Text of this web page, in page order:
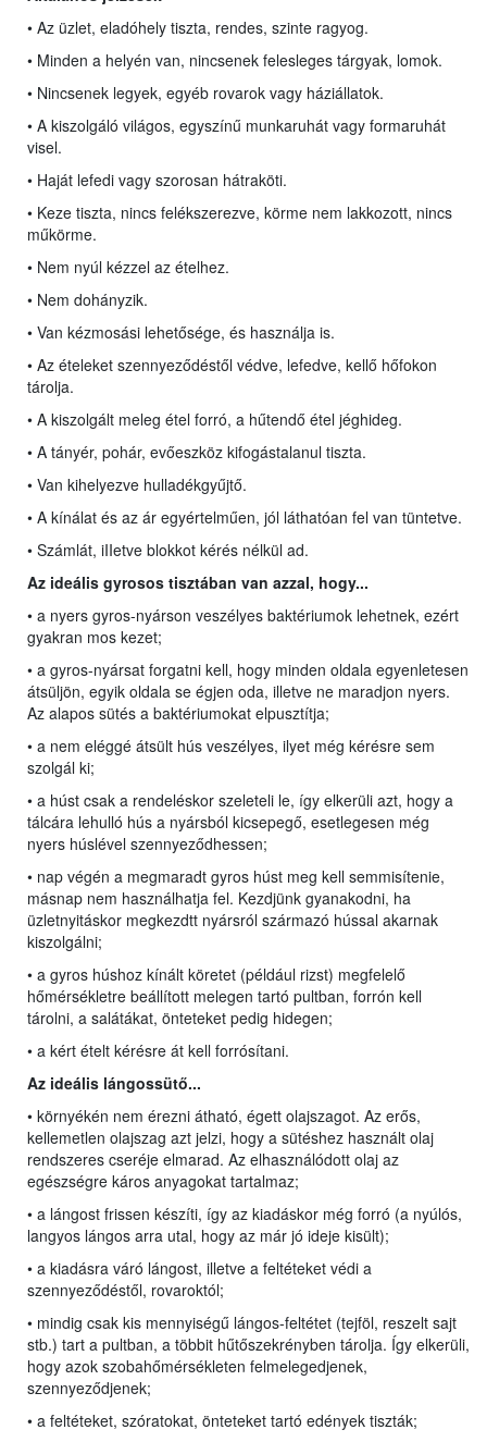
• Az üzlet, eladóhely tiszta, rendes, szinte ragyog.
• Minden a helyén van, nincsenek felesleges tárgyak, lomok.
• Nincsenek legyek, egyéb rovarok vagy háziállatok.
• A kiszolgáló világos, egyszínű munkaruhát vagy formaruhát
visel.
• Haját lefedi vagy szorosan hátraköti.
• Keze tiszta, nincs felékszerezve, körme nem lakkozott, nincs
műkörme.
• Nem nyúl kézzel az ételhez.
• Nem dohányzik.
• Van kézmosási lehetősége, és használja is.
• Az ételeket szennyeződéstől védve, lefedve, kellő hőfokon
tárolja.
• A kiszolgált meleg étel forró, a hűtendő étel jéghideg.
• A tányér, pohár, evőeszköz kifogástalanul tiszta.
• Van kihelyezve hulladékgyűjtő.
• A kínálat és az ár egyértelműen, jól láthatóan fel van tüntetve.
• Számlát, iIIetve blokkot kérés nélkül ad.
Az ideális gyrosos tisztában van azzal, hogy...
• a nyers gyros-nyárson veszélyes baktériumok lehetnek, ezért
gyakran mos kezet;
• a gyros-nyársat forgatni kell, hogy minden oldala egyenletesen
átsüljön, egyik oldala se égjen oda, illetve ne maradjon nyers.
Az alapos sütés a baktériumokat elpusztítja;
• a nem eléggé átsült hús veszélyes, ilyet még kérésre sem
szolgál ki;
• a húst csak a rendeléskor szeleteli le, így elkerüli azt, hogy a
tálcára lehulló hús a nyársból kicsepegő, esetlegesen még
nyers húslével szennyeződhessen;
• nap végén a megmaradt gyros húst meg kell semmisítenie,
másnap nem használhatja fel. Kezdjünk gyanakodni, ha
üzletnyitáskor megkezdtt nyársról származó hússal akarnak
kiszolgálni;
• a gyros húshoz kínált köretet (például rizst) megfelelő
hőmérsékletre beállított melegen tartó pultban, forrón kell
tárolni, a salátákat, önteteket pedig hidegen;
• a kért ételt kérésre át kell forrósítani.
Az ideális lángossütő...
• környékén nem érezni átható, égett olajszagot. Az erős,
kellemetlen olajszag azt jelzi, hogy a sütéshez használt olaj
rendszeres cseréje elmarad. Az elhasználódott olaj az
egészségre káros anyagokat tartalmaz;
• a lángost frissen készíti, így az kiadáskor még forró (a nyúlós,
langyos lángos arra utal, hogy az már jó ideje kisült);
• a kiadásra váró lángost, illetve a feltéteket védi a
szennyeződéstől, rovaroktól;
• mindig csak kis mennyiségű lángos-feltétet (tejföl, reszelt sajt
stb.) tart a pultban, a többit hűtőszekrényben tárolja. Így elkerüli,
hogy azok szobahőmérsékleten felmelegedjenek,
szennyeződjenek;
• a feltéteket, szóratokat, önteteket tartó edények tiszták;